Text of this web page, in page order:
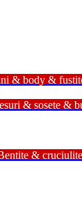
& body &
& sosete &
&